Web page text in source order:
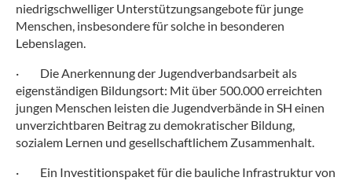
niedrigschwelliger Unterstützungsangebote für junge
Menschen, insbesondere für solche in besonderen
Lebenslagen.
· Die Anerkennung der Jugendverbandsarbeit als
eigenständigen Bildungsort: Mit über 500.000 erreichten
jungen Menschen leisten die Jugendverbände in SH einen
unverzichtbaren Beitrag zu demokratischer Bildung,
sozialem Lernen und gesellschaftlichem Zusammenhalt.
· Ein Investitionspaket für die bauliche Infrastruktur von